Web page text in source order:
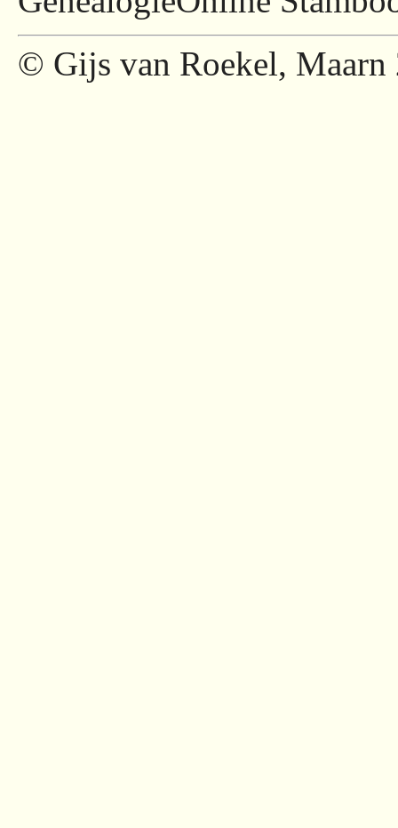
© Gijs van Roekel, Maarn